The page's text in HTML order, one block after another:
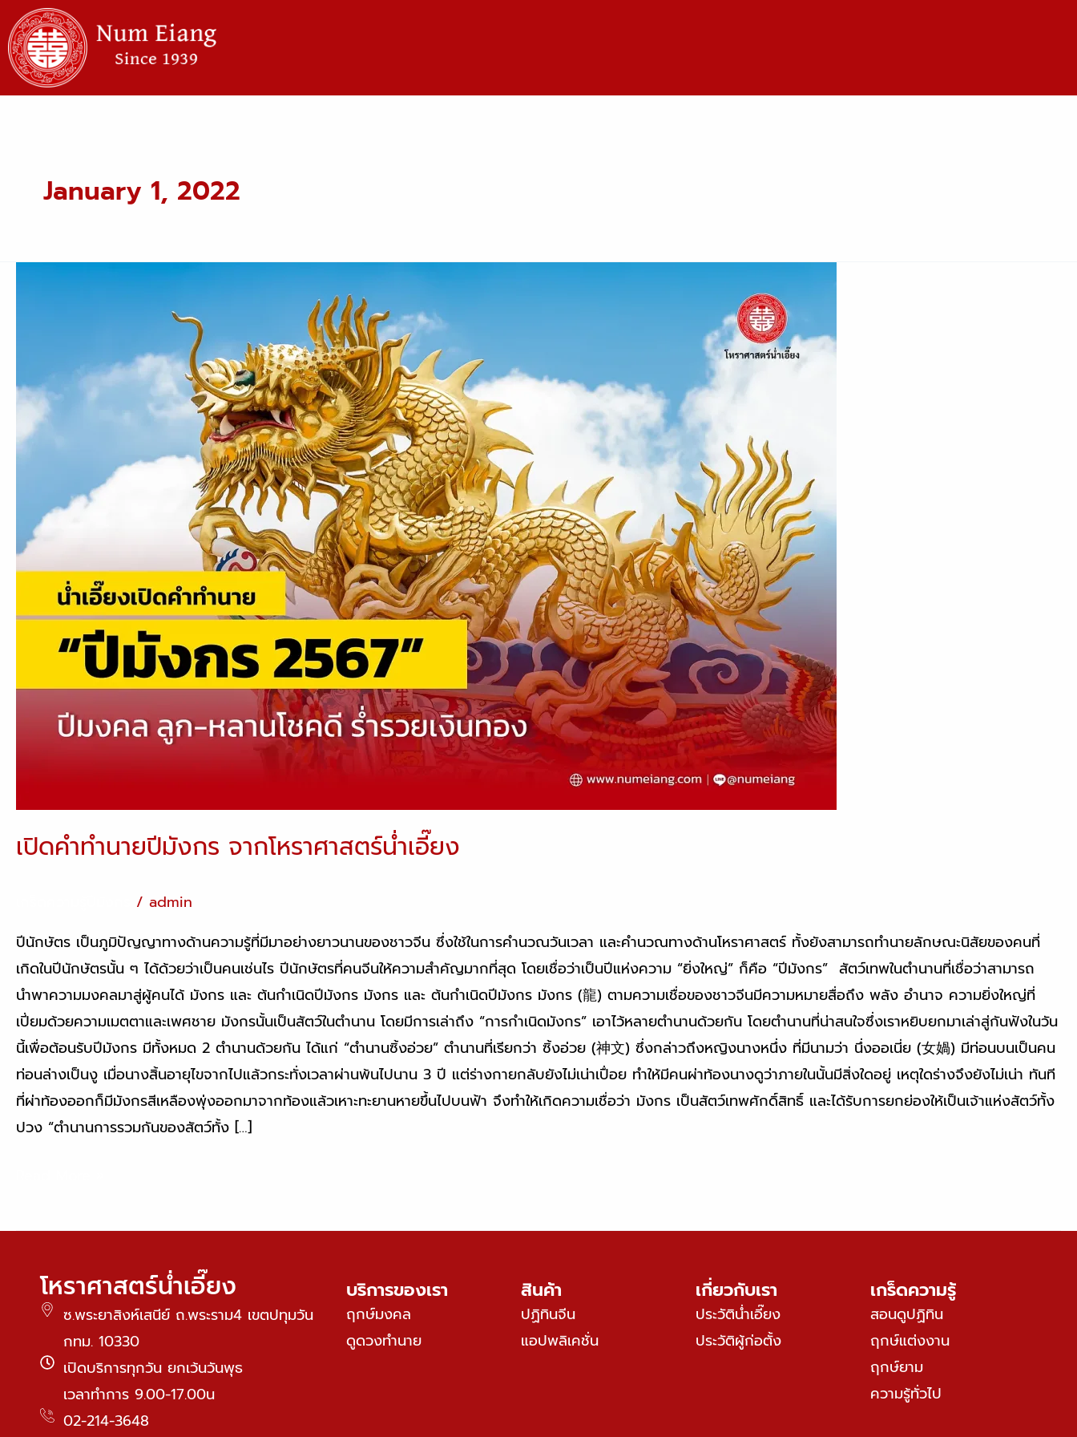
Skip
to
content
January 1, 2022
เปิดคำทำนายปีมังกร จากโหราศาสตร์น่ำเอี๊ยง
/ admin
ปีนักษัตร เป็นภูมิปัญญาทางด้านความรู้ที่มีมาอย่างยาวนานของชาวจีน ซึ่งใช้ในการคำนวณวันเวลา และคำนวณทางด้านโหราศาสตร์ ทั้งยังสามารถทำนายลักษณะนิสัยของคนที่
เกิดในปีนักษัตรนั้น ๆ ได้ด้วยว่าเป็นคนเช่นไร ปีนักษัตรที่คนจีนให้ความสำคัญมากที่สุด โดยเชื่อว่าเป็นปีแห่งความ “ยิ่งใหญ่” ก็คือ “ปีมังกร” สัตว์เทพในตำนานที่เชื่อว่าสามารถ
นำพาความมงคลมาสู่ผู้คนได้ มังกร และ ต้นกำเนิดปีมังกร มังกร และ ต้นกำเนิดปีมังกร มังกร (龍) ตามความเชื่อของชาวจีนมีความหมายสื่อถึง พลัง อำนาจ ความยิ่งใหญ่ที่
เปี่ยมด้วยความเมตตาและเพศชาย มังกรนั้นเป็นสัตว์ในตำนาน โดยมีการเล่าถึง “การกำเนิดมังกร” เอาไว้หลายตำนานด้วยกัน โดยตำนานที่น่าสนใจซึ่งเราหยิบยกมาเล่าสู่กันฟังในวัน
นี้เพื่อต้อนรับปีมังกร มีทั้งหมด 2 ตำนานด้วยกัน ได้แก่ “ตำนานซิ้งอ่วย” ตำนานที่เรียกว่า ซิ้งอ่วย (神文) ซึ่งกล่าวถึงหญิงนางหนึ่ง ที่มีนามว่า นึ่งออเนี่ย (女媧) มีท่อนบนเป็นคน
ท่อนล่างเป็นงู เมื่อนางสิ้นอายุไขจากไปแล้วกระทั่งเวลาผ่านพ้นไปนาน 3 ปี แต่ร่างกายกลับยังไม่เน่าเปื่อย ทำให้มีคนผ่าท้องนางดูว่าภายในนั้นมีสิ่งใดอยู่ เหตุใดร่างจึงยังไม่เน่า ทันที
ที่ผ่าท้องออกก็มีมังกรสีเหลืองพุ่งออกมาจากท้องแล้วเหาะทะยานหายขึ้นไปบนฟ้า จึงทำให้เกิดความเชื่อว่า มังกร เป็นสัตว์เทพศักดิ์สิทธิ์ และได้รับการยกย่องให้เป็นเจ้าแห่งสัตว์ทั้ง
ปวง “ตำนานการรวมกันของสัตว์ทั้ง […]
เปิด
มังกร
จาก
โหรา
ศาสตร์
ยง
โหราศาสตร์น่ำเอี๊ยง
ซ.พระยาสิงห์เสนีย์ ถ.พระราม4 เขตปทุมวัน
กทม. 10330
เปิดบริการทุกวัน ยกเว้นวันพุธ
เวลาทำการ 9.00-17.00น
02-214-3648
บริการของเรา
ฤกษ์มงคล
ดูดวงทำนาย
สินค้า
ปฏิทินจีน
แอปพลิเคชั่น
เกี่ยวกับเรา
ประวัติน่ำเอี๊ยง
ประวัติผู้ก่อตั้ง
เกร็ดความรู้
สอนดูปฏิทิน
ฤกษ์แต่งงาน
ฤกษ์ยาม
ความรู้ทั่วไป